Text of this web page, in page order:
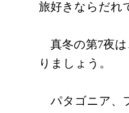
旅好きならだれ
真冬の第7夜は
りましょう。
パタゴニア、